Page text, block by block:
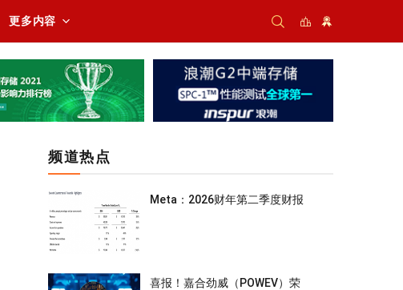
更多内容
频道热点
Meta：2026财年第二季度财报
喜报！嘉合劲威（POWEV）荣